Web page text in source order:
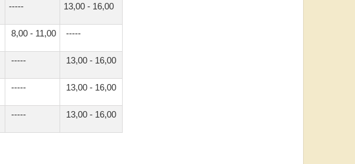
----- 13,00 - 16,00
8,00 - 11,00 -----
----- 13,00 - 16,00
----- 13,00 - 16,00
----- 13,00 - 16,00